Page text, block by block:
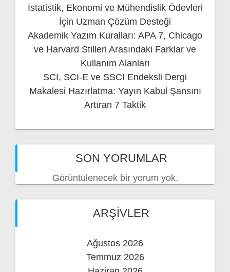
İstatistik, Ekonomi ve Mühendislik Ödevleri
İçin Uzman Çözüm Desteği
Akademik Yazım Kuralları: APA 7, Chicago
ve Harvard Stilleri Arasındaki Farklar ve
Kullanım Alanları
SCI, SCI-E ve SSCI Endeksli Dergi
Makalesi Hazırlatma: Yayın Kabul Şansını
Artıran 7 Taktik
SON YORUMLAR
Görüntülenecek bir yorum yok.
ARŞIVLER
Ağustos 2026
Temmuz 2026